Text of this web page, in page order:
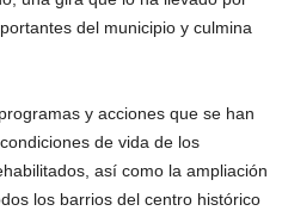
del municipio y culmina
y acciones que se han
de vida de los
así como la ampliación
los barrios del centro histórico